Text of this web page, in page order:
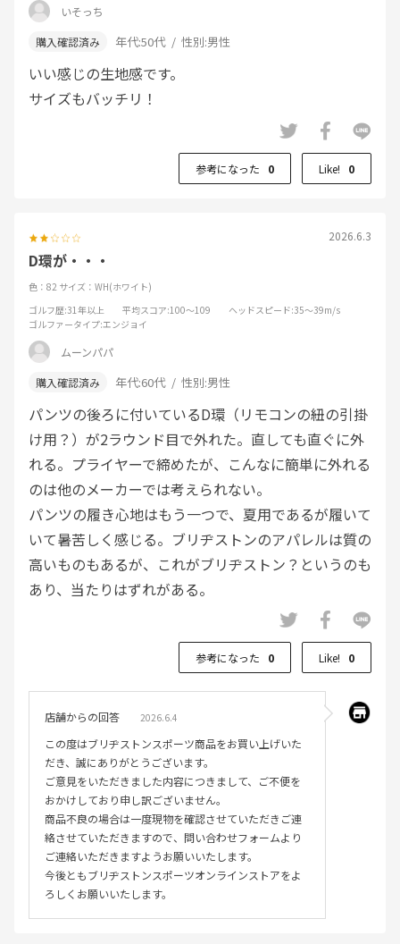
いそっち
年代:50代 性別:男性
いい感じの生地感です。
サイズもバッチリ！
参考になった 0 Like! 0
2026.6.3
D環が・・・
色：82 サイズ：WH(ホワイト)
ゴルフ歴:31年以上 平均スコア:100～109 ヘッドスピード:35～39m/s
ゴルファータイプ:エンジョイ
ムーンパパ
年代:60代 性別:男性
パンツの後ろに付いているD環（リモコンの紐の引掛
け用？）が2ラウンド目で外れた。直しても直ぐに外
れる。プライヤーで締めたが、こんなに簡単に外れる
のは他のメーカーでは考えられない。
パンツの履き心地はもう一つで、夏用であるが履いて
いて暑苦しく感じる。ブリヂストンのアパレルは質の
高いものもあるが、これがブリヂストン？というのも
あり、当たりはずれがある。
参考になった 0 Like! 0
店舗からの回答 2026.6.4
この度はブリヂストンスポーツ商品をお買い上げいた
だき、誠にありがとうございます。
ご意見をいただきました内容につきまして、ご不便を
おかけしており申し訳ございません。
商品不良の場合は一度現物を確認させていただきご連
絡させていただきますので、問い合わせフォームより
ご連絡いただきますようお願いいたします。
今後ともブリヂストンスポーツオンラインストアをよ
ろしくお願いいたします。